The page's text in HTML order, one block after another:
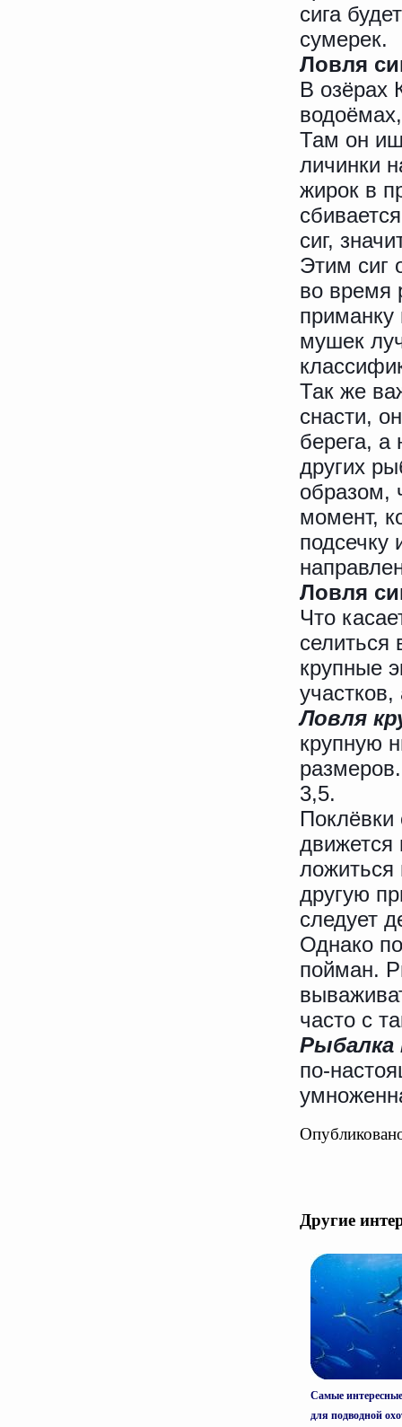
сига
сумерек.
Ловля
В озёрах
Там он
личинки
жирок в
сиг,
Этим сиг
во время
мушек
Так же
снасти,
берега, а
других
образом,
момент,
подсечку
Ловля
Что
селиться
крупные
Ловля
крупную
3,5.
Поклёвки
движется
ложиться
другую
следует
Однако
пойман.
часто с
Рыбалка
по-
Другие
Самые
для подводной